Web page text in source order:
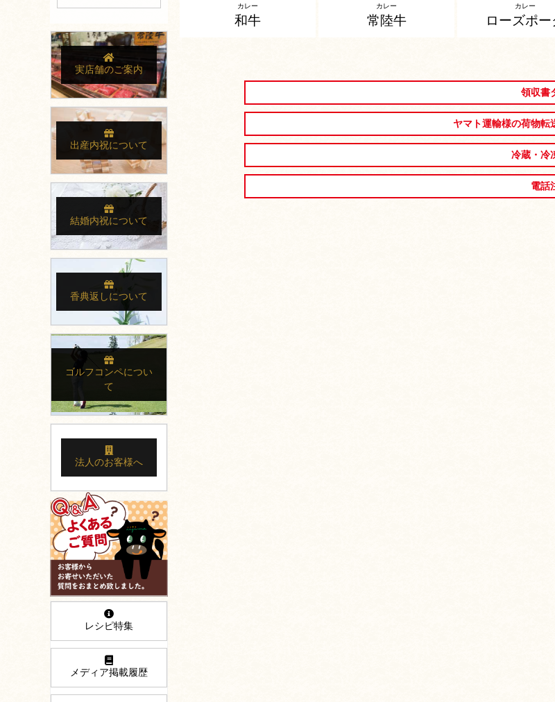
実店舗のご案内
出産内祝について
結婚内祝について
香典返しについて
ゴルフコンペについ
て
法人のお客様へ
レシピ特集
メディア掲載履歴
カレー
和牛
カレー
常陸牛
カレー
ローズポー
領収書
ヤマト運輸様の荷物転
冷蔵・冷
電話